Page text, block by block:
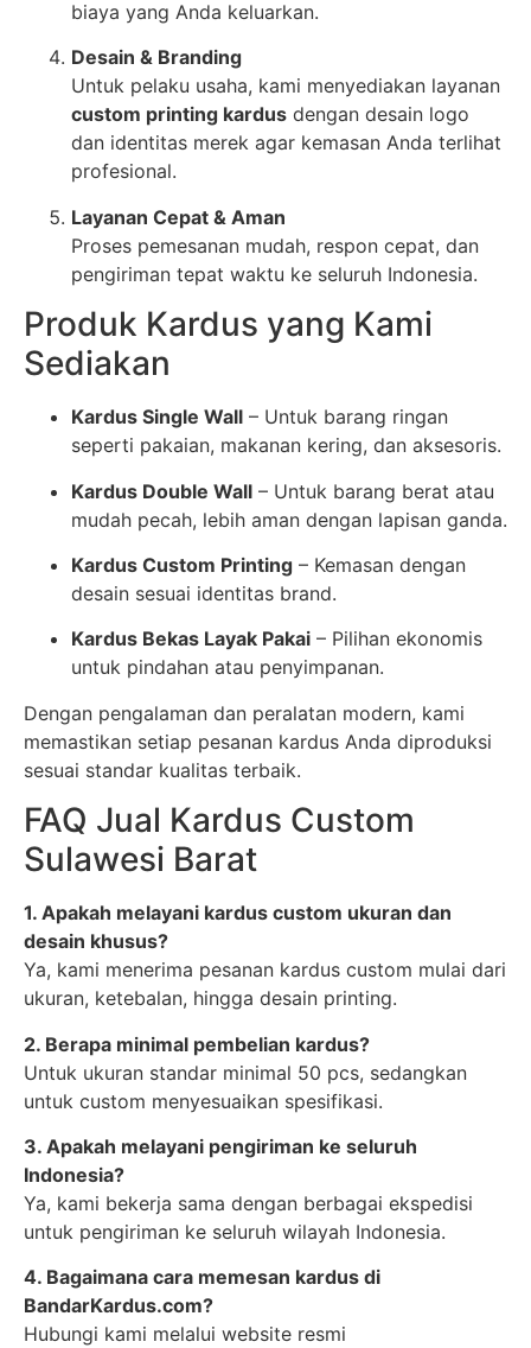
biaya yang Anda keluarkan.
Desain & Branding
Untuk pelaku usaha, kami menyediakan layanan
custom printing kardus dengan desain logo
dan identitas merek agar kemasan Anda terlihat
profesional.
Layanan Cepat & Aman
Proses pemesanan mudah, respon cepat, dan
pengiriman tepat waktu ke seluruh Indonesia.
Produk Kardus yang Kami
Sediakan
Kardus Single Wall – Untuk barang ringan
seperti pakaian, makanan kering, dan aksesoris.
Kardus Double Wall – Untuk barang berat atau
mudah pecah, lebih aman dengan lapisan ganda.
Kardus Custom Printing – Kemasan dengan
desain sesuai identitas brand.
Kardus Bekas Layak Pakai – Pilihan ekonomis
untuk pindahan atau penyimpanan.
Dengan pengalaman dan peralatan modern, kami
memastikan setiap pesanan kardus Anda diproduksi
sesuai standar kualitas terbaik.
FAQ Jual Kardus Custom
Sulawesi Barat
1. Apakah melayani kardus custom ukuran dan
desain khusus?
Ya, kami menerima pesanan kardus custom mulai dari
ukuran, ketebalan, hingga desain printing.
2. Berapa minimal pembelian kardus?
Untuk ukuran standar minimal 50 pcs, sedangkan
untuk custom menyesuaikan spesifikasi.
3. Apakah melayani pengiriman ke seluruh
Indonesia?
Ya, kami bekerja sama dengan berbagai ekspedisi
untuk pengiriman ke seluruh wilayah Indonesia.
4. Bagaimana cara memesan kardus di
BandarKardus.com?
Hubungi kami melalui website resmi